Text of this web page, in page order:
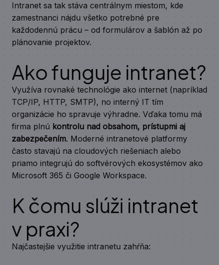
Intranet sa tak stáva centrálnym miestom, kde
zamestnanci nájdu všetko potrebné pre
každodennú prácu – od formulárov a šablón až po
plánovanie projektov.
Ako funguje intranet?
Využíva rovnaké technológie ako internet (napríklad
TCP/IP, HTTP, SMTP), no interný IT tím
organizácie ho spravuje výhradne. Vďaka tomu má
firma plnú kontrolu nad obsahom, prístupmi aj
zabezpečením. Moderné intranetové platformy
často stavajú na cloudových riešeniach alebo
priamo integrujú do softvérových ekosystémov ako
Microsoft 365 či Google Workspace.
K čomu slúži intranet
v praxi?
Najčastejšie využitie intranetu zahŕňa: